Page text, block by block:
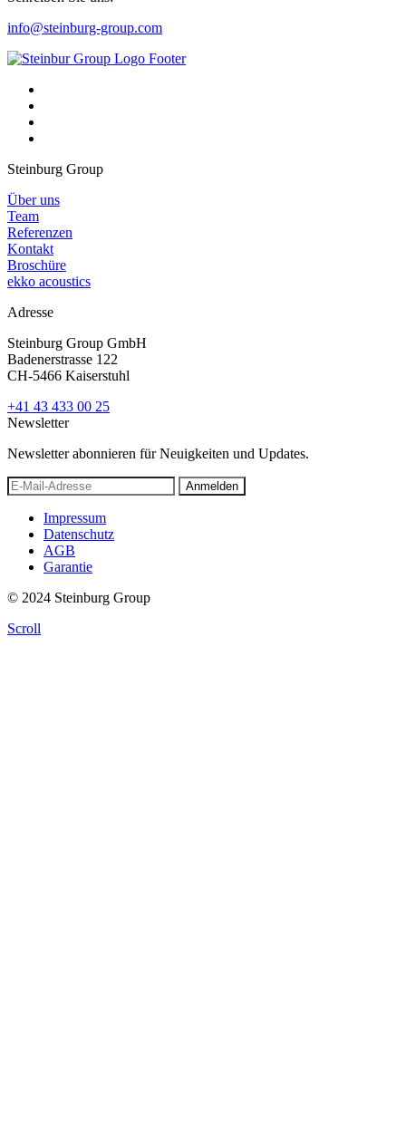
info@steinburg-group.com
Steinburg Group
Über uns
Team
Referenzen
Kontakt
Broschüre
ekko acoustics
Adresse
Steinburg Group GmbH
Badenerstrasse 122
CH-5466 Kaiserstuhl
+41 43 433 00 25
Newsletter
Newsletter abonnieren für Neuigkeiten und Updates.
Anmelden
Impressum
Datenschutz
AGB
Garantie
© 2024 Steinburg Group
Scroll